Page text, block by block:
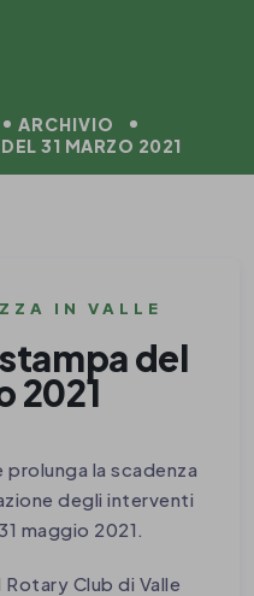
ARCHIVIO
31 MARZO 2021
IN VALLE
del
2021
prolunga la scadenza
degli interventi
maggio 2021.
Club di Valle